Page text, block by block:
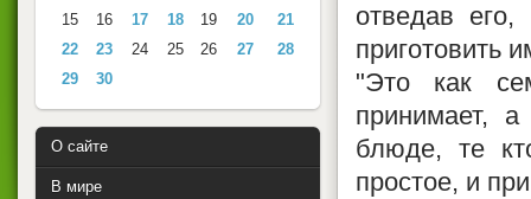
отведав
приготовить
"Это как
принимает,
блюде, те
простое, и
15
16 17 18 19 20
21
22
23 24 25 26 27
28
29
30
О сайте
В мире